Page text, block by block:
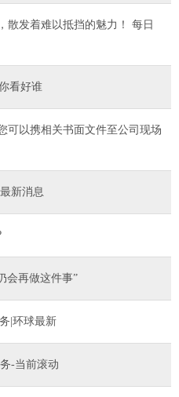
散发着难以抵挡的魅力！ 每日
看好谁
可以携相关书面文件至公司现场
新消息
会再做这件事”
|环球最新
-当前滚动